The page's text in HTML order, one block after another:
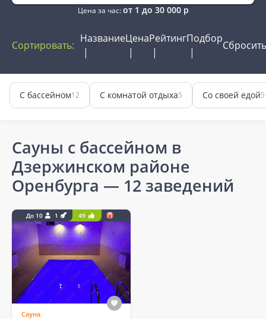
Цена за час:от 1 до 30 000р
Сортировать:
НазваниеЦенаРейтингПодбор
Сбросить
С бассейном12 С комнатой отдыха5 Со своей едой5
Сауны с бассейном в
Дзержинском районе
Оренбурга — 12 заведений
До 10 1 49
Сауна